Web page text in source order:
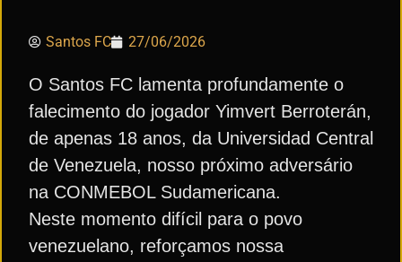
Santos FC 27/06/2026
O Santos FC lamenta profundamente o
falecimento do jogador Yimvert Berroterán,
de apenas 18 anos, da Universidad Central
de Venezuela, nosso próximo adversário
na CONMEBOL Sudamericana.
Neste momento difícil para o povo
venezuelano, reforçamos nossa